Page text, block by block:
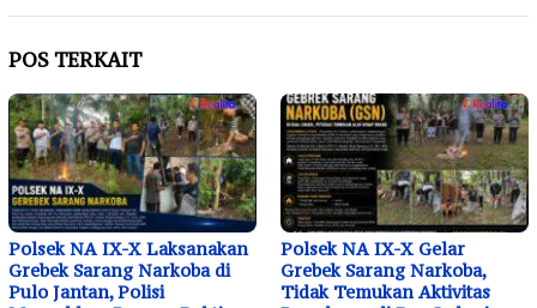
POS TERKAIT
Polsek NA IX-X Laksanakan
Grebek Sarang Narkoba di
Pulo Jantan, Polisi
Polsek NA IX-X Gelar
Grebek Sarang Narkoba,
Tidak Temukan Aktivitas